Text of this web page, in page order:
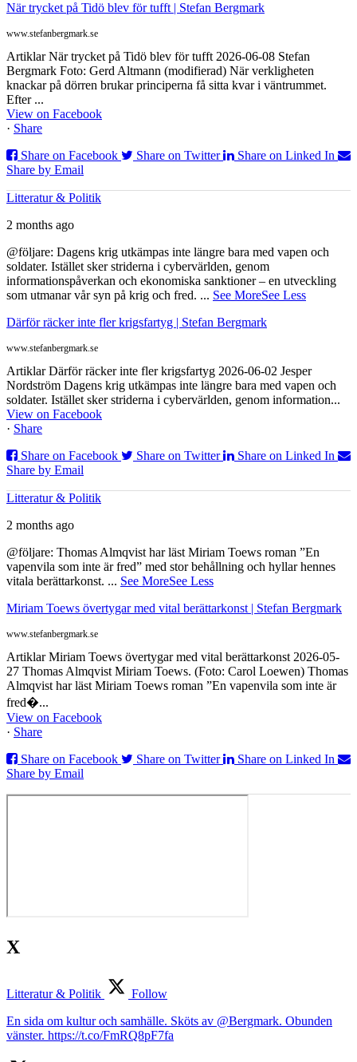
När trycket på Tidö blev för tufft | Stefan Bergmark
www.stefanbergmark.se
Artiklar När trycket på Tidö blev för tufft 2026-06-08 Stefan
Bergmark Foto: Gerd Altmann (modifierad) När verkligheten
knackar på dörren brukar principerna få sitta kvar i väntrummet.
Efter ...
View on Facebook
· Share
Share on Facebook
Share on Twitter
Share on Linked In
Share by Email
Litteratur & Politik
2 months ago
@följare: Dagens krig utkämpas inte längre bara med vapen och
soldater. Istället sker striderna i cybervärlden, genom
informationspåverkan och ekonomiska sanktioner – en utveckling
som utmanar vår syn på krig och fred. ... See MoreSee Less
Därför räcker inte fler krigsfartyg | Stefan Bergmark
www.stefanbergmark.se
Artiklar Därför räcker inte fler krigsfartyg 2026-06-02 Jesper
Nordström Dagens krig utkämpas inte längre bara med vapen och
soldater. Istället sker striderna i cybervärlden, genom information...
View on Facebook
· Share
Share on Facebook
Share on Twitter
Share on Linked In
Share by Email
Litteratur & Politik
2 months ago
@följare: Thomas Almqvist har läst Miriam Toews roman ”En
vapenvila som inte är fred” med stor behållning och hyllar hennes
vitala berättarkonst. ... See MoreSee Less
Miriam Toews övertygar med vital berättarkonst | Stefan Bergmark
www.stefanbergmark.se
Artiklar Miriam Toews övertygar med vital berättarkonst 2026-05-
27 Thomas Almqvist Miriam Toews. (Foto: Carol Loewen) Thomas
Almqvist har läst Miriam Toews roman ”En vapenvila som inte är
fred�...
View on Facebook
· Share
Share on Facebook
Share on Twitter
Share on Linked In
Share by Email
X
Litteratur & Politik
Follow
En sida om kultur och samhälle. Sköts av @Bergmark. Obunden
vänster. https://t.co/FmRQ8pF7fa